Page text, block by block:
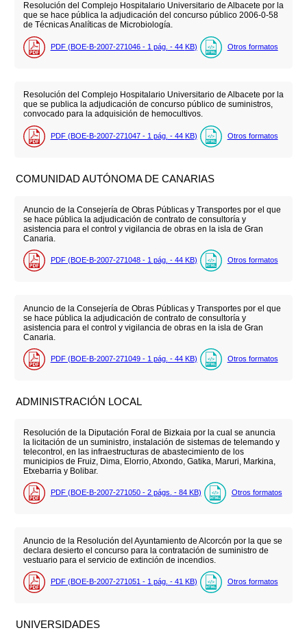
Resolución del Complejo Hospitalario Universitario de Albacete por la
que se hace pública la adjudicación del concurso público 2006-0-58
de Técnicas Analíticas de Microbiología.
PDF (BOE-B-2007-271046 - 1 pág. - 44 KB) Otros formatos
Resolución del Complejo Hospitalario Universitario de Albacete por la
que se publica la adjudicación de concurso público de suministros,
convocado para la adquisición de hemocultivos.
PDF (BOE-B-2007-271047 - 1 pág. - 44 KB) Otros formatos
COMUNIDAD AUTÓNOMA DE CANARIAS
Anuncio de la Consejería de Obras Públicas y Transportes por el que
se hace pública la adjudicación de contrato de consultoría y
asistencia para el control y vigilancia de obras en la isla de Gran
Canaria.
PDF (BOE-B-2007-271048 - 1 pág. - 44 KB) Otros formatos
Anuncio de la Consejería de Obras Públicas y Transportes por el que
se hace pública la adjudicación de contrato de consultoría y
asistencia para el control y vigilancia de obras en la isla de Gran
Canaria.
PDF (BOE-B-2007-271049 - 1 pág. - 44 KB) Otros formatos
ADMINISTRACIÓN LOCAL
Resolución de la Diputación Foral de Bizkaia por la cual se anuncia
la licitación de un suministro, instalación de sistemas de telemando y
telecontrol, en las infraestructuras de abastecimiento de los
municipios de Fruiz, Dima, Elorrio, Atxondo, Gatika, Maruri, Markina,
Etxebarria y Bolibar.
PDF (BOE-B-2007-271050 - 2 págs. - 84 KB) Otros formatos
Anuncio de la Resolución del Ayuntamiento de Alcorcón por la que se
declara desierto el concurso para la contratación de suministro de
vestuario para el servicio de extinción de incendios.
PDF (BOE-B-2007-271051 - 1 pág. - 41 KB) Otros formatos
UNIVERSIDADES